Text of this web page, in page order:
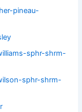
pineau-
sphr-shrm-
sphr-shrm-